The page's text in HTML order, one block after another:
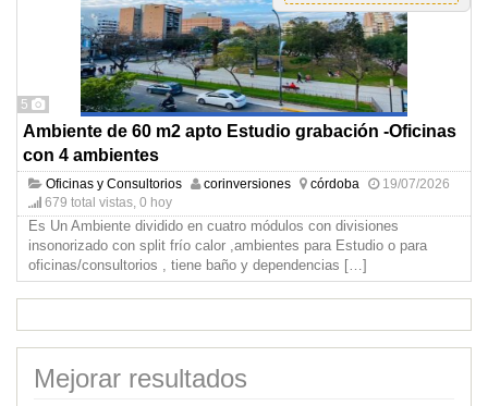
5
Ambiente de 60 m2 apto Estudio grabación -Oficinas
con 4 ambientes
Oficinas y Consultorios corinversiones córdoba
19/07/2026
679 total vistas, 0 hoy
Es Un Ambiente dividido en cuatro módulos con divisiones
insonorizado con split frío calor ,ambientes para Estudio o para
oficinas/consultorios , tiene baño y dependencias […]
Mejorar resultados